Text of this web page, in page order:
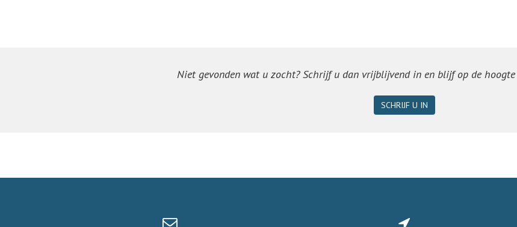
Niet gevonden wat u zocht? Schrijf u dan vrijblijvend in en blijf op de hoogte
SCHRIJF U IN